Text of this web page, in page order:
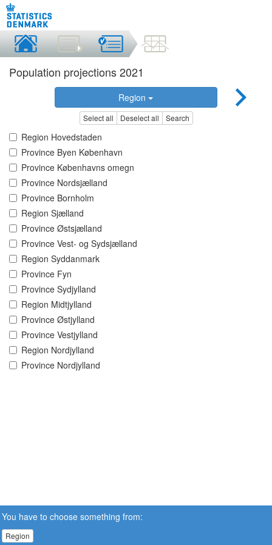
Population projections 2021
Region
Select all Deselect all Search
Region Hovedstaden
Province Byen København
Province Københavns omegn
Province Nordsjælland
Province Bornholm
Region Sjælland
Province Østsjælland
Province Vest- og Sydsjælland
Region Syddanmark
Province Fyn
Province Sydjylland
Region Midtjylland
Province Østjylland
Province Vestjylland
Region Nordjylland
Province Nordjylland
You have to choose something from:
Region